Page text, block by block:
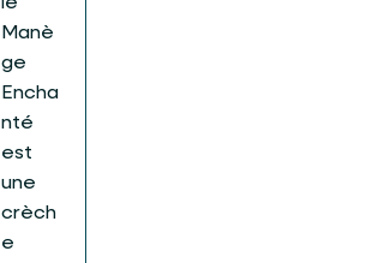
Manè
ge
Encha
nté
est
une
crèch
e